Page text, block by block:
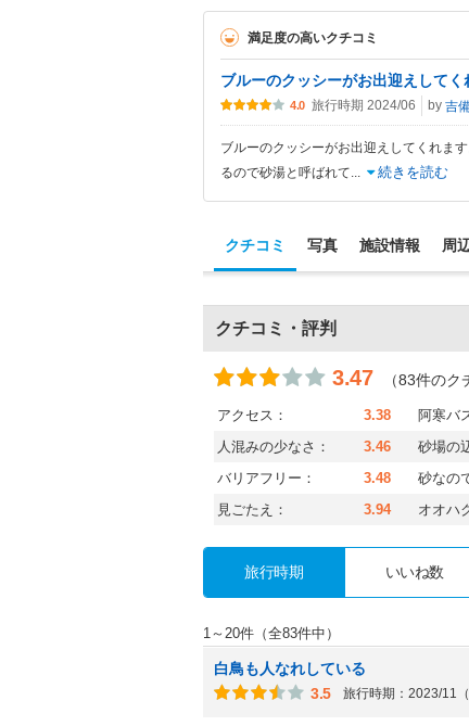
満足度の高いクチコミ
ブルーのクッシーがお出迎えしてく
4.0 旅行時期 2024/06 by 吉
ブルーのクッシーがお出迎えしてくれま
るので砂湯と呼ばれて
続きを読む
クチコミ 写真 施設情報 周
クチコミ・評判
3.47 （83件のク
アクセス： 3.38 阿寒バ
人混みの少なさ： 3.46 砂場の
バリアフリー： 3.48 砂なの
見ごたえ： 3.94 オオハ
旅行時期 いいね数
1～20件（全83件中）
白鳥も人なれしている
3.5
旅行時期：2023/11（